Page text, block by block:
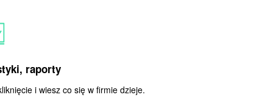
raporty
i wiesz co się w firmie dzieje.